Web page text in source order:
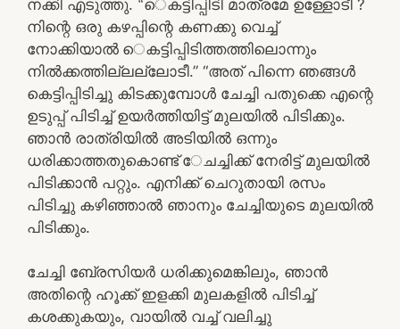
നക്കി എടുത്തു. “െകട്ടിപ്പിടി മാത്രമേ ഉള്ളോടീ ?
നിന്റെ ഒരു കഴപ്പിന്റെ കണക്കു വെച്ച്‌
നോക്കിയാല്‍ െകട്ടിപ്പിടിത്തത്തിലൊന്നും
നില്‍ക്കത്തില്ലല്ലോടീ.” “അത്‌ പിന്നെ ഞങ്ങള്‍
കെട്ടിപ്പിടിച്ചു കിടക്കുമ്പോള്‍ ചേച്ചി പതുക്കെ എന്റെ
ഉടുപ്പ്‌ പിടിച്ച്‌ ഉയര്‍ത്തിയിട്ട്‌ മുലയില്‍ പിടിക്കും.
ഞാന്‍ രാത്രിയില്‍ അടിയില്‍ ഒന്നും
ധരിക്കാത്തതുകൊണ്ട്‌ േചച്ചിക്ക്‌ നേരിട്ട്‌ മുലയില്‍
പിടിക്കാന്‍ പറ്റും. എനിക്ക്‌ ചെറുതായി രസം
പിടിച്ചു കഴിഞ്ഞാല്‍ ഞാനും ചേച്ചിയുടെ മുലയില്‍
പിടിക്കും.
ചേച്ചി ബേ്രസിയര്‍ ധരിക്കുമെങ്കിലും, ഞാന്‍
അതിന്റെ ഹൂക്ക്‌ ഇളക്കി മുലകളില്‍ പിടിച്ച്‌
കശക്കുകയും, വായില്‍ വച്ച്‌ വലിച്ചു